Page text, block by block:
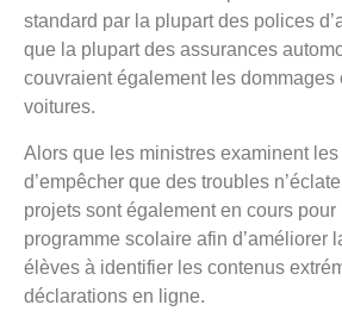
standard par la plupart des polices
que la plupart des assurances
couvraient également les dommages
voitures.
Alors que les ministres examinent
d’empêcher que des troubles
projets sont également en cours pour
programme scolaire afin d’améliorer
élèves à identifier les contenus
déclarations en ligne.